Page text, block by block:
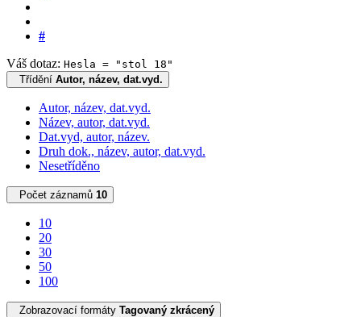
#
Váš dotaz: Hesla = "stol 18"
Třídění Autor, název, dat.vyd.
Autor, název, dat.vyd.
Název, autor, dat.vyd.
Dat.vyd, autor, název.
Druh dok., název, autor, dat.vyd.
Nesetříděno
Počet záznamů 10
10
20
30
50
100
Zobrazovací formáty Tagovaný zkrácený